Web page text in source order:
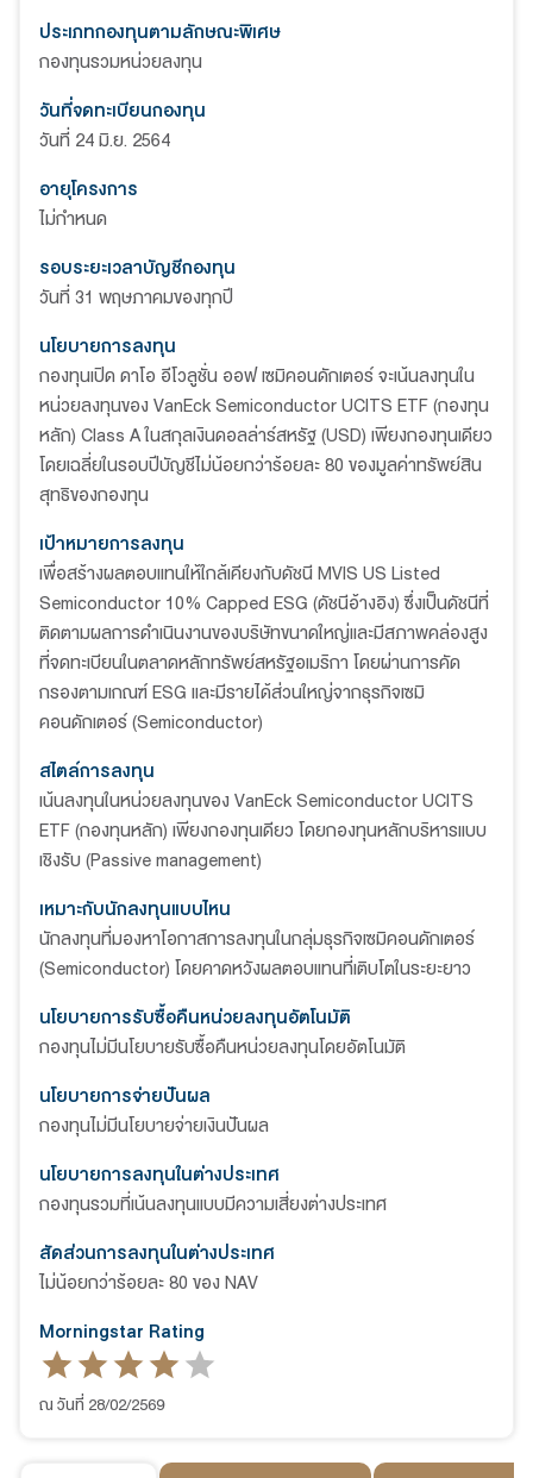
ประเภทกองทุนตามลักษณะพิเศษ
กองทุนรวมหน่วยลงทุน
วันที่จดทะเบียนกองทุน
วันที่ 24 มิ.ย. 2564
อายุโครงการ
ไม่กำหนด
รอบระยะเวลาบัญชีกองทุน
วันที่ 31 พฤษภาคมของทุกปี
นโยบายการลงทุน
กองทุนเปิด ดาโอ อีโวลูชั่น ออฟ เซมิคอนดักเตอร์ จะเน้นลงทุนใน
หน่วยลงทุนของ VanEck Semiconductor UCITS ETF (กองทุน
หลัก) Class A ในสกุลเงินดอลล่าร์สหรัฐ (USD) เพียงกองทุนเดียว
โดยเฉลี่ยในรอบปีบัญชีไม่น้อยกว่าร้อยละ 80 ของมูลค่าทรัพย์สิน
สุทธิของกองทุน
เป้าหมายการลงทุน
เพื่อสร้างผลตอบแทนให้ใกล้เคียงกับดัชนี MVIS US Listed
Semiconductor 10% Capped ESG (ดัชนีอ้างอิง) ซึ่งเป็นดัชนีที่
ติดตามผลการดำเนินงานของบริษัทขนาดใหญ่และมีสภาพคล่องสูง
ที่จดทะเบียนในตลาดหลักทรัพย์สหรัฐอเมริกา โดยผ่านการคัด
กรองตามเกณฑ์ ESG และมีรายได้ส่วนใหญ่จากธุรกิจเซมิ
คอนดักเตอร์ (Semiconductor)
สไตล์การลงทุน
เน้นลงทุนในหน่วยลงทุนของ VanEck Semiconductor UCITS
ETF (กองทุนหลัก) เพียงกองทุนเดียว โดยกองทุนหลักบริหารแบบ
เชิงรับ (Passive management)
เหมาะกับนักลงทุนแบบไหน
นักลงทุนที่มองหาโอกาสการลงทุนในกลุ่มธุรกิจเซมิคอนดักเตอร์
(Semiconductor) โดยคาดหวังผลตอบแทนที่เติบโตในระยะยาว
นโยบายการรับซื้อคืนหน่วยลงทุนอัตโนมัติ
กองทุนไม่มีนโยบายรับซื้อคืนหน่วยลงทุนโดยอัตโนมัติ
นโยบายการจ่ายปันผล
กองทุนไม่มีนโยบายจ่ายเงินปันผล
นโยบายการลงทุนในต่างประเทศ
กองทุนรวมที่เน้นลงทุนแบบมีความเสี่ยงต่างประเทศ
สัดส่วนการลงทุนในต่างประเทศ
ไม่น้อยกว่าร้อยละ 80 ของ NAV
Morningstar Rating
ณ วันที่ 28/02/2569